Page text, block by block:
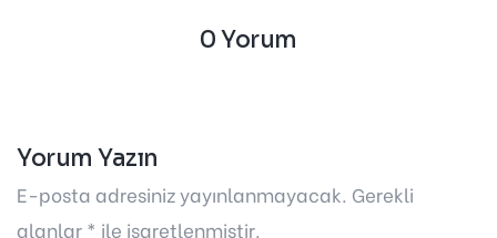
0 Yorum
Yorum Yazın
E-posta adresiniz yayınlanmayacak. Gerekli
alanlar * ile işaretlenmiştir.